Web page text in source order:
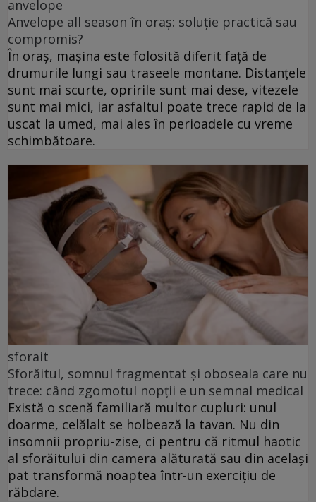
anvelope
Anvelope all season în oraș: soluție practică sau
compromis?
În oraș, mașina este folosită diferit față de
drumurile lungi sau traseele montane. Distanțele
sunt mai scurte, opririle sunt mai dese, vitezele
sunt mai mici, iar asfaltul poate trece rapid de la
uscat la umed, mai ales în perioadele cu vreme
schimbătoare.
sforait
Sforăitul, somnul fragmentat și oboseala care nu
trece: când zgomotul nopții e un semnal medical
Există o scenă familiară multor cupluri: unul
doarme, celălalt se holbează la tavan. Nu din
insomnii propriu-zise, ci pentru că ritmul haotic
al sforăitului din camera alăturată sau din același
pat transformă noaptea într-un exercițiu de
răbdare.